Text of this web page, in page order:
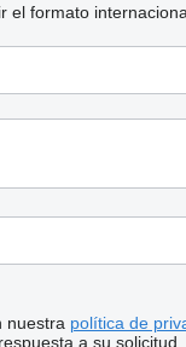
formato
nuestra política de
a su solicitud.